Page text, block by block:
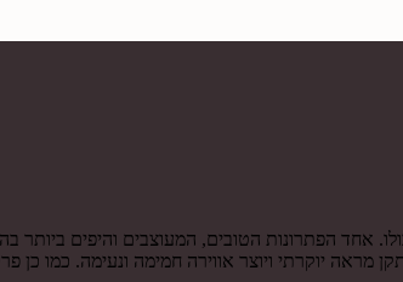
אחד הפתרונות הטובים, המעוצבים והיפים
יוקרתי ויוצר אווירה חמימה ונעימה. כמו כן